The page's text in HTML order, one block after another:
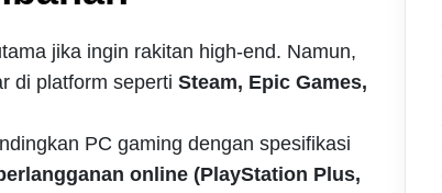
jika ingin rakitan high-end. Namun,
di platform seperti Steam, Epic Games,
PC gaming dengan spesifikasi
online (PlayStation Plus,